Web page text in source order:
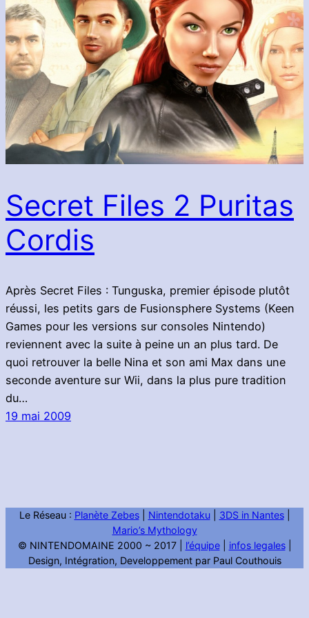
Secret Files 2 Puritas
Cordis
Après Secret Files : Tunguska, premier épisode plutôt
réussi, les petits gars de Fusionsphere Systems (Keen
Games pour les versions sur consoles Nintendo)
reviennent avec la suite à peine un an plus tard. De
quoi retrouver la belle Nina et son ami Max dans une
seconde aventure sur Wii, dans la plus pure tradition
du…
19 mai 2009
Le Réseau : Planète Zebes| Nintendotaku| 3DS in Nantes|
Mario’s Mythology
© NINTENDOMAINE 2000 ~ 2017 | l’équipe| infos legales|
Design, Intégration, Developpement par Paul Couthouis